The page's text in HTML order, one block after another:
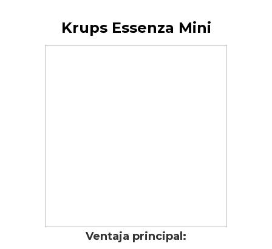
Krups Essenza Mini
Ventaja principal: